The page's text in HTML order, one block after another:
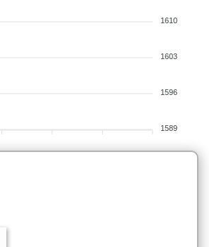
1610
1603
1596
1589